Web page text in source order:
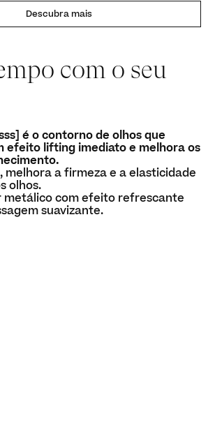
Descubra mais
com o seu
é o contorno de olhos que
efeito lifting imediato e melhora os
melhora a firmeza e a elasticidade
olhos.
metálico com efeito refrescante
suavizante.